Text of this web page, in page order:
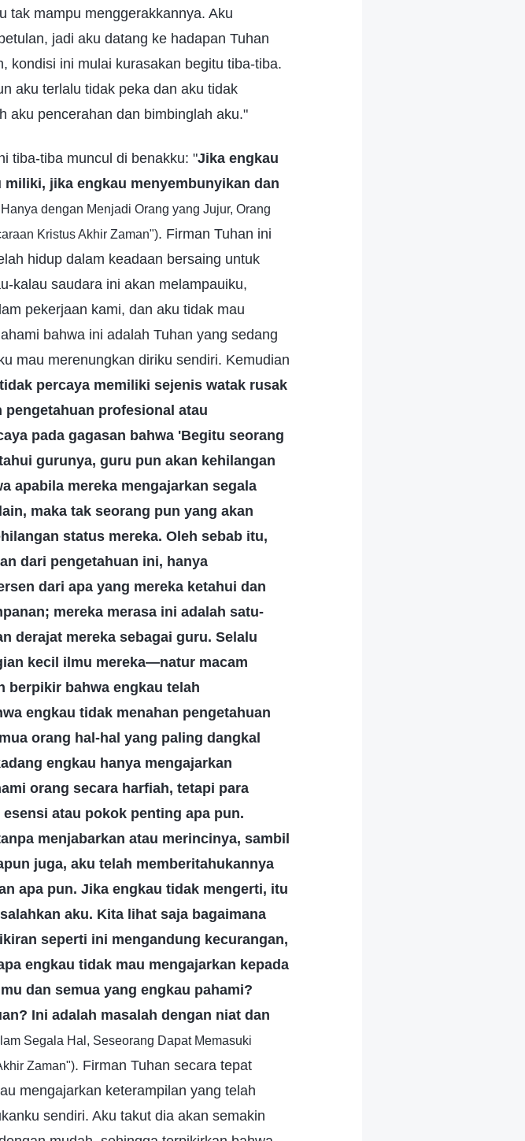
tak mampu menggerakkannya. Aku
jadi aku datang ke hadapan Tuhan
kondisi ini mulai kurasakan begitu tiba-tiba.
aku terlalu tidak peka dan aku tidak
aku pencerahan dan bimbinglah aku."
tiba-tiba muncul di benakku: "Jika engkau
jika engkau menyembunyikan dan
dengan Menjadi Orang yang Jujur, Orang
Kristus Akhir Zaman"). Firman Tuhan ini
hidup dalam keadaan bersaing untuk
kalau saudara ini akan melampauiku,
pekerjaan kami, dan aku tidak mau
bahwa ini adalah Tuhan yang sedang
mau merenungkan diriku sendiri. Kemudian
percaya memiliki sejenis watak rusak
profesional atau
pada gagasan bahwa 'Begitu seorang
gurunya, guru pun akan kehilangan
apabila mereka mengajarkan segala
maka tak seorang pun yang akan
status mereka. Oleh sebab itu,
dari pengetahuan ini, hanya
dari apa yang mereka ketahui dan
mereka merasa ini adalah satu-
derajat mereka sebagai guru. Selalu
kecil ilmu mereka—natur macam
berpikir bahwa engkau telah
engkau tidak menahan pengetahuan
orang hal-hal yang paling dangkal
engkau hanya mengajarkan
orang secara harfiah, tetapi para
atau pokok penting apa pun.
menjabarkan atau merincinya, sambil
juga, aku telah memberitahukannya
apa pun. Jika engkau tidak mengerti, itu
aku. Kita lihat saja bagaimana
seperti ini mengandung kecurangan,
engkau tidak mau mengajarkan kepada
dan semua yang engkau pahami?
Ini adalah masalah dengan niat dan
Segala Hal, Seseorang Dapat Memasuki
Zaman"). Firman Tuhan secara tepat
mengajarkan keterampilan yang telah
sendiri. Aku takut dia akan semakin